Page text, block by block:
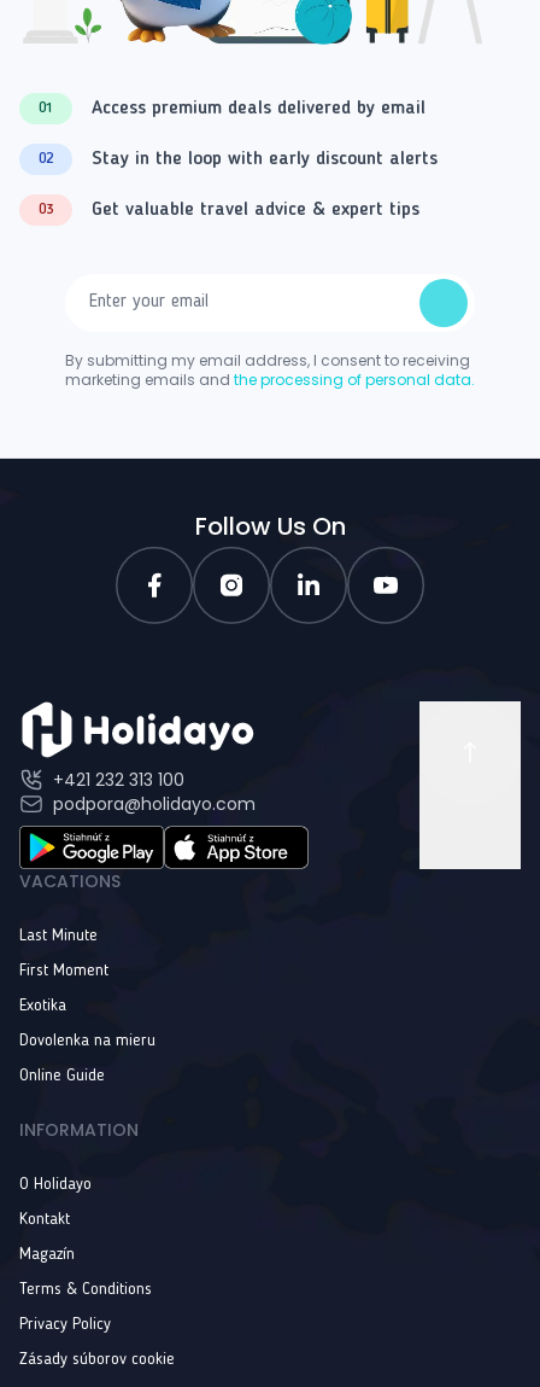
01 Access premium deals delivered by email
02 Stay in the loop with early discount alerts
03 Get valuable travel advice & expert tips
By submitting my email address, I consent to receiving
marketing emails and the processing of personal data.
Follow Us On
+421 232 313 100
podpora@holidayo.com
VACATIONS
Last Minute
First Moment
Exotika
Dovolenka na mieru
Online Guide
INFORMATION
O Holidayo
Kontakt
Magazín
Terms & Conditions
Privacy Policy
Zásady súborov cookie